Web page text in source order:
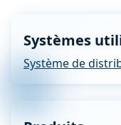
Systèmes
Système de